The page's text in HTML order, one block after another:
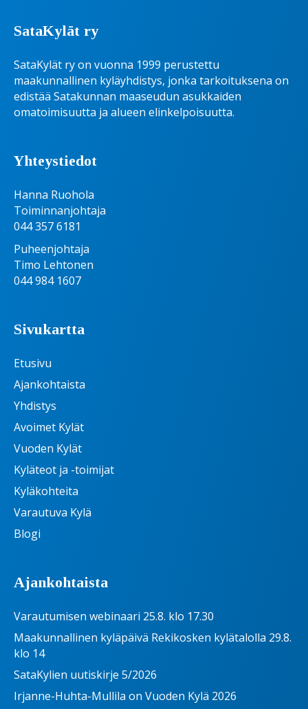
SataKylät ry
SataKylät ry on vuonna 1999 perustettu
maakunnallinen kyläyhdistys, jonka tarkoituksena on
edistää Satakunnan maaseudun asukkaiden
omatoimisuutta ja alueen elinkelpoisuutta.
Yhteystiedot
Hanna Ruohola
Toiminnanjohtaja
044 357 6181
Puheenjohtaja
Timo Lehtonen
044 984 1607
Sivukartta
Etusivu
Ajankohtaista
Yhdistys
Avoimet Kylät
Vuoden Kylät
Kyläteot ja -toimijat
Kyläkohteita
Varautuva Kylä
Blogi
Ajankohtaista
Varautumisen webinaari 25.8. klo 17.30
Maakunnallinen kyläpäivä Rekikosken kylätalolla 29.8.
klo 14
SataKylien uutiskirje 5/2026
Irjanne-Huhta-Mullila on Vuoden Kylä 2026